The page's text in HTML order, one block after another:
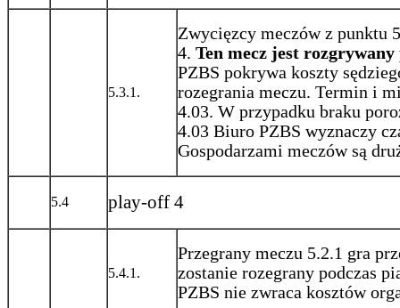
5.3.1.
Zwycięzcy meczów z punktu
4. Ten mecz jest
PZBS pokrywa koszty
rozegrania meczu. Termin i
4.03. W przypadku braku
4.03 Biuro PZBS wyznaczy
Gospodarzami meczów są
5.4 play-off 4
5.4.1.
Przegrany meczu 5.2.1 gra
zostanie rozegrany podczas
PZBS nie zwraca kosztów